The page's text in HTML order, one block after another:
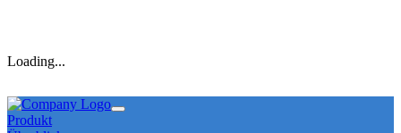
Loading...
Produkt